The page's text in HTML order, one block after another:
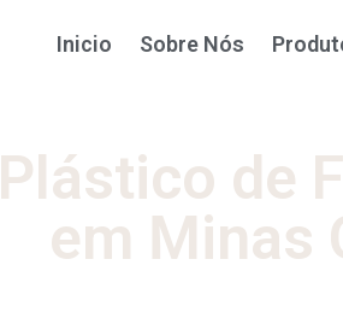
Inicio Sobre Nós
Plástico de
em Minas